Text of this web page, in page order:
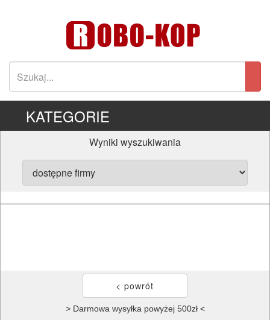
KATEGORIE
Wyniki wyszukiwania
> Darmowa wysyłka powyżej 500zł <